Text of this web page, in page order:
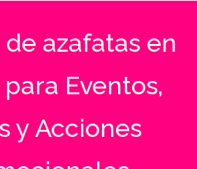
azafatas en
Eventos,
y Acciones